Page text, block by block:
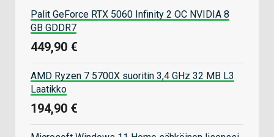
Palit GeForce RTX 5060 Infinity 2 OC NVIDIA 8
GB GDDR7
449,90 €
AMD Ryzen 7 5700X suoritin 3,4 GHz 32 MB L3
Laatikko
194,90 €